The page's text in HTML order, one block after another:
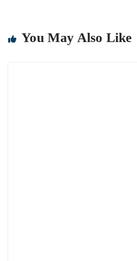
You May Also Like